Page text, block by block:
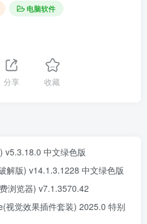
电脑软件
分享 收藏
v5.3.18.0 中文绿色版
解版) v14.1.3.1228 中文绿色版
浏览器) v7.1.3570.42
视觉效果插件套装) 2025.0 特别